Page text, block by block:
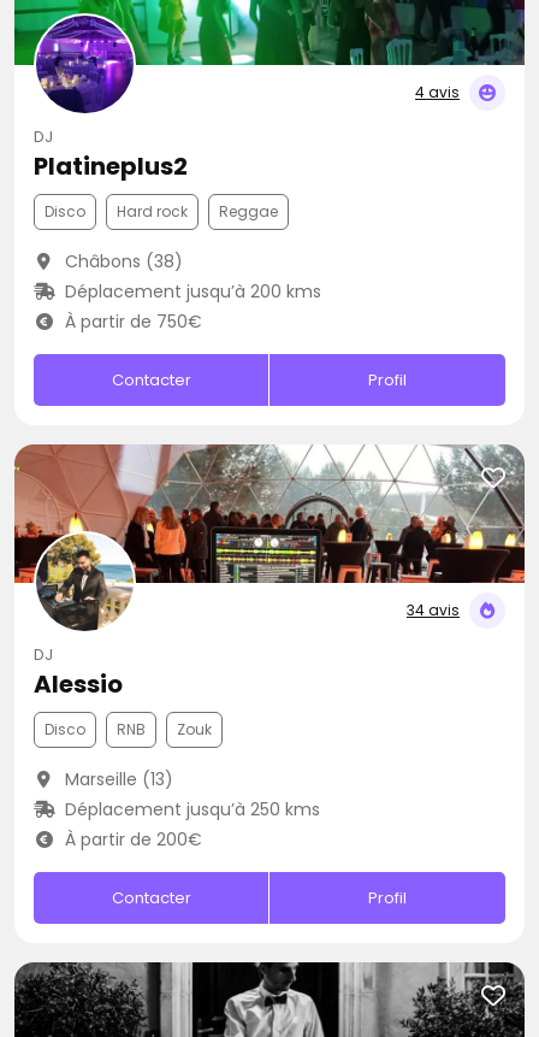
4 avis
DJ
Platineplus2
Disco Hard rock Reggae
Châbons (38)
Déplacement jusqu’à 200 kms
À partir de 750€
Contacter Profil
34 avis
DJ
Alessio
Disco RNB Zouk
Marseille (13)
Déplacement jusqu’à 250 kms
À partir de 200€
Contacter Profil